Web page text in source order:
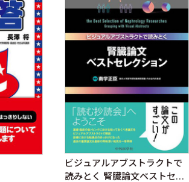
ビジュアルアブストラクトで
読みとく 腎臓論文ベストセレ